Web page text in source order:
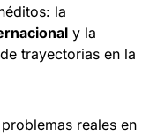
la
y la
trayectorias en la
reales en